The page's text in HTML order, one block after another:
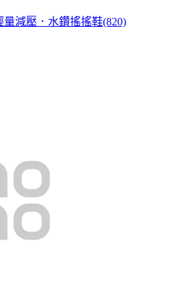
量減壓．水鑽搖搖鞋(820)